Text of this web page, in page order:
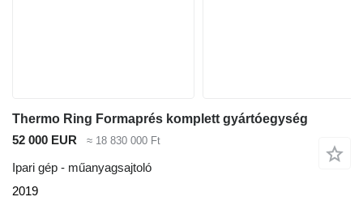
Thermo Ring Formaprés komplett gyártóegység
52 000 EUR
≈ 18 830 000 Ft
Ipari gép - műanyagsajtoló
2019